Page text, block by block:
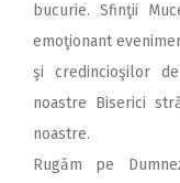
bucurie. Sfinţii
emoţionant
şi credincioşilor
noastre Biserici
noastre.
Rugăm pe